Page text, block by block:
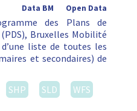
Open Data
Data BM
des Plans de
Bruxelles Mobilité
liste de toutes les
et secondaires) de
SHP SLD
WFS